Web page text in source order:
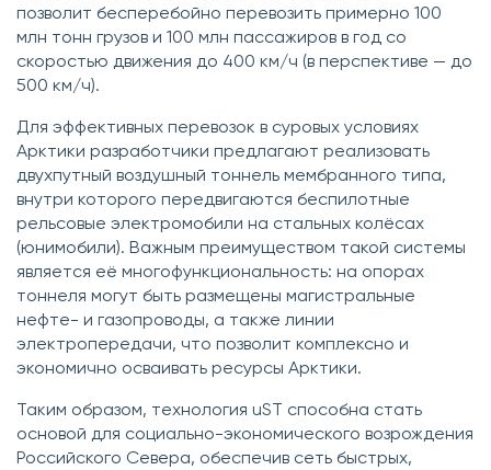
позволит бесперебойно перевозить примерно 100
млн тонн грузов и 100 млн пассажиров в год со
скоростью движения до 400 км/ч (в перспективе — до
500 км/ч).
Для эффективных перевозок в суровых условиях
Арктики разработчики предлагают реализовать
двухпутный воздушный тоннель мембранного типа,
внутри которого передвигаются беспилотные
рельсовые электромобили на стальных колёсах
(юнимобили). Важным преимуществом такой системы
является её многофункциональность: на опорах
тоннеля могут быть размещены магистральные
нефте- и газопроводы, а также линии
электропередачи, что позволит комплексно и
экономично осваивать ресурсы Арктики.
Таким образом, технология uST способна стать
основой для социально-экономического возрождения
Российского Севера, обеспечив сеть быстрых,